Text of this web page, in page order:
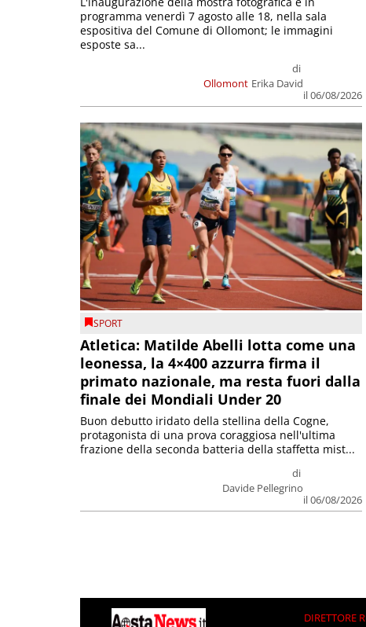
Ollomont
di
Erika David
il 06/08/2026
programma venerdì 7 agosto alle 18, nella sala
espositiva del Comune di Ollomont; le immagini
esposte sa...
SPORT
Atletica: Matilde Abelli lotta come una
leonessa, la 4×400 azzurra firma il
primato nazionale, ma resta fuori dalla
finale dei Mondiali Under 20
di
Davide Pellegrino
il 06/08/2026
Buon debutto iridato della stellina della Cogne,
protagonista di una prova coraggiosa nell'ultima
frazione della seconda batteria della staffetta mist...
DIRETTORE